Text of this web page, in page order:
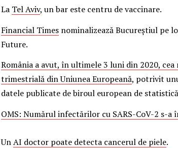
La Tel Aviv, un bar este centru de vaccinare.
Financial Timesnominalizează Bucureștiul pe
Future.
România a avut, în ultimele 3 luni din 2020,
trimestrială din Uniunea Europeană, potrivit
datele publicate de biroul european de
OMS: Numărul infectărilor cu SARS-CoV-2 s-
UnAI doctor poate detecta cancerul de piele.